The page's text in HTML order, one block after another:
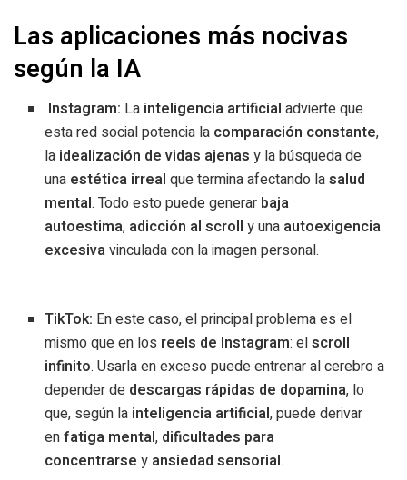
Las aplicaciones más nocivas
según la IA
Instagram: La inteligencia artificial advierte que
esta red social potencia la comparación constante,
la idealización de vidas ajenas y la búsqueda de
una estética irreal que termina afectando lasalud
mental. Todo esto puede generar baja
autoestima, adicción al scroll y una autoexigencia
excesivavinculada con la imagen personal.
TikTok: En este caso, el principal problema es el
mismo que en los reels de Instagram: elscroll
infinito. Usarla en exceso puede entrenar al cerebro a
depender de descargas rápidas de dopamina, lo
que, según la inteligencia artificial, puede derivar
enfatiga mental, dificultades para
concentrarse y ansiedad sensorial.